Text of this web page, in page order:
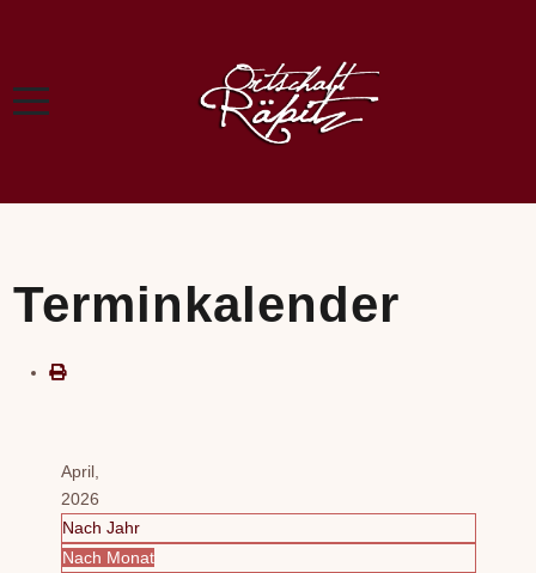
Terminkalender
April,
2026
Nach Jahr
Nach Monat